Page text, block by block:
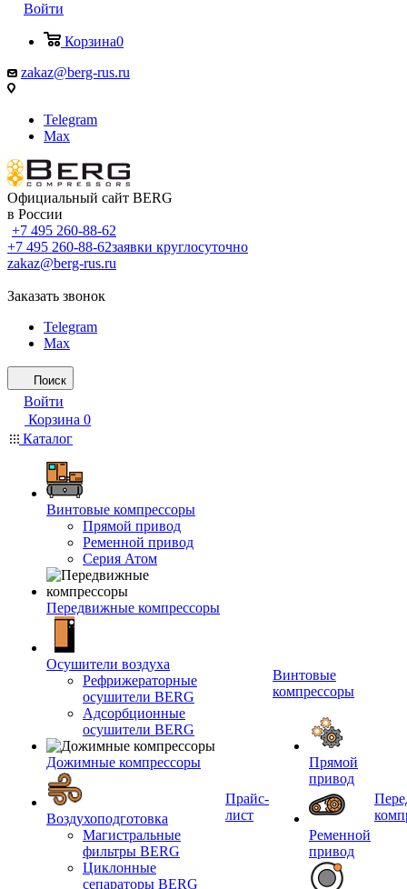
Войти
Корзина0
zakaz@berg-rus.ru
Telegram
Max
Официальный сайт BERG
в России
+7 495 260-88-62
+7 495 260-88-62заявки круглосуточно
zakaz@berg-rus.ru
Заказать звонок
Telegram
Max
Поиск
Войти
Корзина 0
Каталог
Винтовые компрессоры
Прямой привод
Ременной привод
Серия Атом
Передвижные компрессоры
Осушители воздуха
Рефрижераторные
осушители BERG
Адсорбционные
осушители BERG
Дожимные компрессоры
Воздухоподготовка
Магистральные
фильтры BERG
Циклонные
сепараторы BERG
Прайс-
лист
Винтовые
компрессоры
Прямой
привод
Ременной
привод